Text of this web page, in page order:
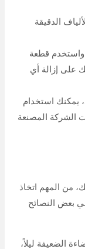
الدقيقة
قطعة
على إزالة أي
يمكنك استخدام
الشركة المصنعة
من المهم اتخاذ
بعض النصائح
الضعيفة ليلاً،